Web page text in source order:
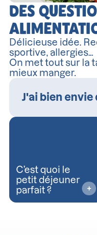
DES
Délicieuse idée.
sportive, allergies…
On met tout sur la
mieux manger.
C’est quoi le
petit déjeuner
parfait ?